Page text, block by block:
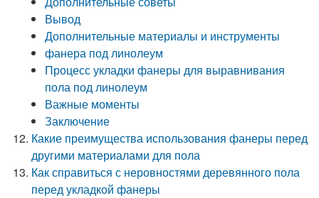
Вывод
Дополнительные материалы и инструменты
фанера под линолеум
Процесс укладки фанеры для выравнивания
пола под линолеум
Важные моменты
Заключение
Какие преимущества использования фанеры перед
другими материалами для пола
Как справиться с неровностями деревянного пола
перед укладкой фанеры